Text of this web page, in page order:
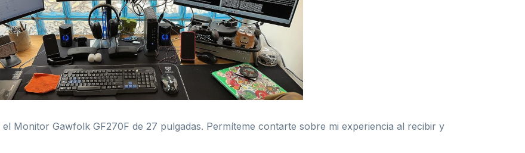
Monitor Gawfolk GF270F de 27 pulgadas. Permíteme contarte sobre mi experiencia al recibir y